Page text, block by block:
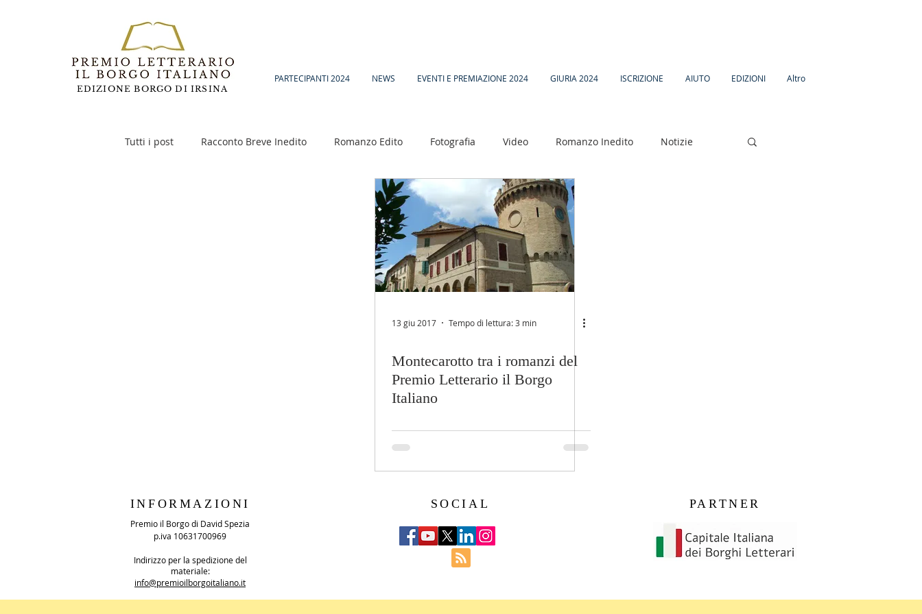
EDIZIONE BORGO DI IRSINA
PARTECIPANTI 2024 NEWS EVENTI E PREMIAZIONE 2024 GIURIA 2024 ISCRIZIONE AIUTO EDIZIONI Altro
Tutti i post Racconto Breve Inedito Romanzo Edito Fotografia Video Romanzo Inedito Notizie
13 giu 2017 Tempo di lettura: 3 min
Montecarotto tra i romanzi del
Premio Letterario il Borgo
Italiano
INFORMAZIONI
Premio il Borgo di David Spezia
p.iva 10631700969
Indirizzo per la spedizione del
materiale:
info@premioilborgoitaliano.it
SOCIAL PARTNER